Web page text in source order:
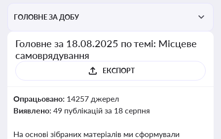
ГОЛОВНЕ ЗА ДОБУ
Головне за 18.08.2025 по темі: Місцеве
самоврядування
ЕКСПОРТ
Опрацьовано: 14257 джерел
Виявлено: 49 публікацій за 18 серпня
На основі зібраних матеріалів ми сформували